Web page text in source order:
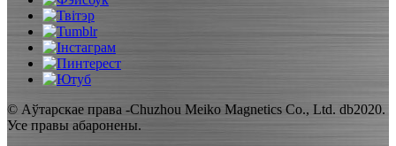
© Аўтарскае права -Chuzhou Meiko Magnetics Co., Ltd. db2020.
Усе правы абаронены.